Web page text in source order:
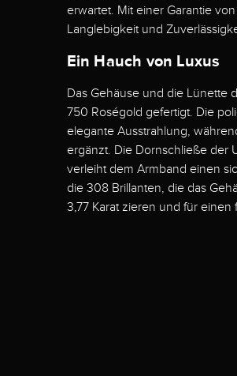
erwartet. Mit einer Garantie
Langlebigkeit und
Ein Hauch von Luxus
Das Gehäuse und die Lünette
750 Roségold gefertigt. Die
elegante Ausstrahlung,
ergänzt. Die Dornschließe der
verleiht dem Armband einen
die 308 Brillanten, die das
3,77 Karat zieren und für